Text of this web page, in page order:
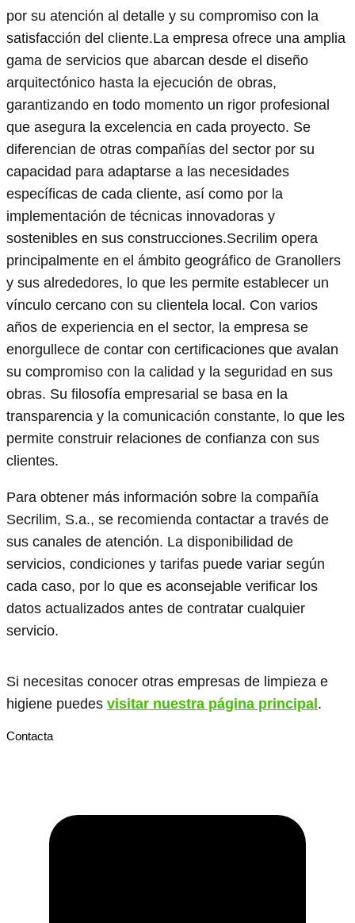
por su atención al detalle y su compromiso con la
satisfacción del cliente.La empresa ofrece una amplia
gama de servicios que abarcan desde el diseño
arquitectónico hasta la ejecución de obras,
garantizando en todo momento un rigor profesional
que asegura la excelencia en cada proyecto. Se
diferencian de otras compañías del sector por su
capacidad para adaptarse a las necesidades
específicas de cada cliente, así como por la
implementación de técnicas innovadoras y
sostenibles en sus construcciones.Secrilim opera
principalmente en el ámbito geográfico de Granollers
y sus alrededores, lo que les permite establecer un
vínculo cercano con su clientela local. Con varios
años de experiencia en el sector, la empresa se
enorgullece de contar con certificaciones que avalan
su compromiso con la calidad y la seguridad en sus
obras. Su filosofía empresarial se basa en la
transparencia y la comunicación constante, lo que les
permite construir relaciones de confianza con sus
clientes.
Para obtener más información sobre la compañía
Secrilim, S.a., se recomienda contactar a través de
sus canales de atención. La disponibilidad de
servicios, condiciones y tarifas puede variar según
cada caso, por lo que es aconsejable verificar los
datos actualizados antes de contratar cualquier
servicio.
Si necesitas conocer otras empresas de limpieza e
higiene puedes visitar nuestra página principal .
Contacta